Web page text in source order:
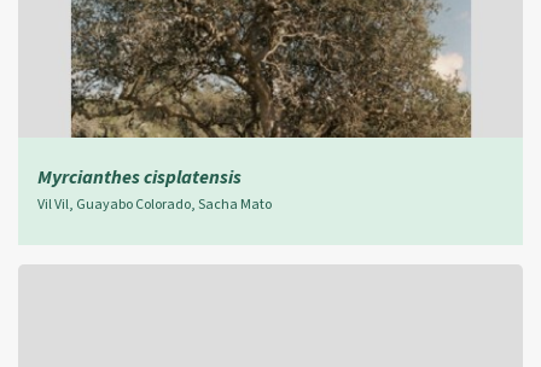
Myrcianthes cisplatensis
Vil Vil, Guayabo Colorado, Sacha Mato